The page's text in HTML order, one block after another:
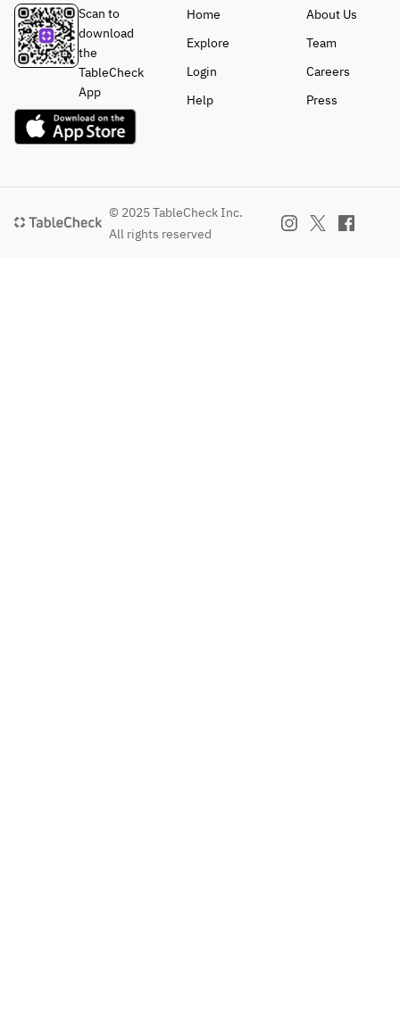
Scan to
download
the
TableCheck
App
Home
Explore
Login
Help
About Us
Team
Careers
Press
© 2025 TableCheck Inc.
All rights reserved